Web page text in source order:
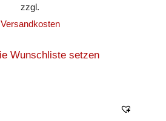
zzgl.
Versandkosten
Wunschliste setzen